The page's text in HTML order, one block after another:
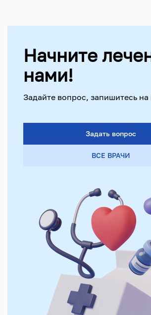
Начните
нами!
Задайте вопрос, запишитесь
Задать вопрос
ВСЕ ВРАЧИ